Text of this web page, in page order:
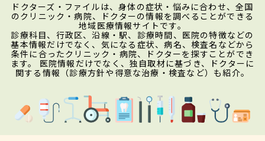
ドクターズ・ファイルは、身体の症状・悩みに合わせ、全国
のクリニック・病院、ドクターの情報を調べることができる
地域医療情報サイトです。
診療科目、行政区、沿線・駅、診療時間、医院の特徴などの
基本情報だけでなく、気になる症状、病名、検査名などから
条件に合ったクリニック・病院、ドクターを探すことができ
ます。 医院情報だけでなく、独自取材に基づき、ドクターに
関する情報（診療方針や得意な治療・検査など）も紹介。